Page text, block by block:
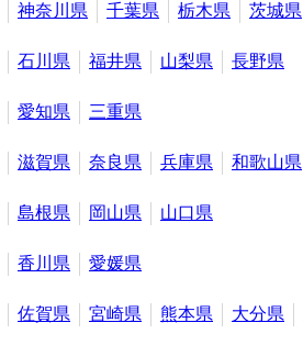
神奈川県 千葉県 栃木県 茨城県
石川県 福井県 山梨県 長野県
愛知県 三重県
滋賀県 奈良県 兵庫県 和歌山県
島根県 岡山県 山口県
香川県 愛媛県
佐賀県 宮崎県 熊本県 大分県